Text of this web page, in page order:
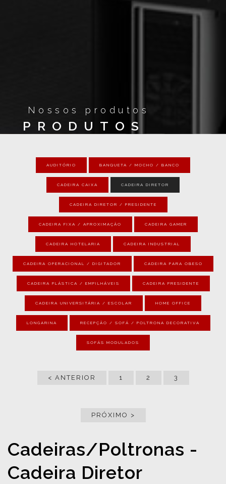
Nossos produtos
PRODUTOS
AUDITÓRIO BANQUETA / MOCHO / BANCO
CADEIRA CAIXA CADEIRA DIRETOR
CADEIRA DIRETOR / PRESIDENTE
CADEIRA FIXA / APROXIMAÇÃO CADEIRA GAMER
CADEIRA HOTELARIA CADEIRA INDUSTRIAL
CADEIRA OPERACIONAL / DIGITADOR CADEIRA PARA OBESO
CADEIRA PLÁSTICA / EMPILHÁVEIS CADEIRA PRESIDENTE
CADEIRA UNIVERSITÁRIA / ESCOLAR HOME OFFICE
LONGARINA RECEPÇÃO / SOFÁ / POLTRONA DECORATIVA
SOFÁS MODULADOS
< ANTERIOR 1 2 3
PRÓXIMO >
Cadeiras/Poltronas -
Cadeira Diretor